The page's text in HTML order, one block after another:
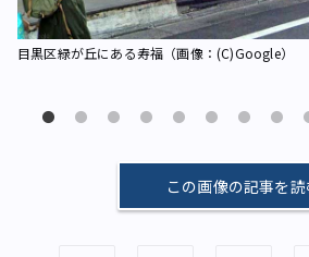
目黒区緑が丘にある寿福（画像：(C)Google）
この画像の記事を読